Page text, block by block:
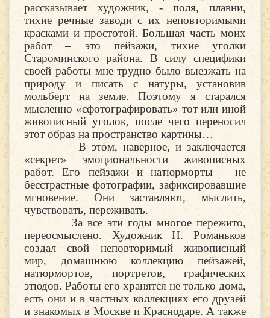
рассказывает художник, - поля, плавни,
тихие речные заводи с их неповторимыми
красками и простотой. Большая часть моих
работ – это пейзажи, тихие уголки
Староминского района. В силу специфики
своей работы мне трудно было выезжать на
природу и писать с натуры, установив
мольберт на земле. Поэтому я старался
мысленно «сфотографировать» тот или иной
живописный уголок, после чего переносил
этот образ на пространство картины…
В этом, наверное, и заключается
«секрет» эмоциональности живописных
работ. Его пейзажи и натюрморты – не
бесстрастные фотографии, зафиксировавшие
мгновение. Они заставляют, мыслить,
чувствовать, переживать.
За все эти годы многое пережито,
переосмыслено. Художник Н. Романьков
создал свой неповторимый живописный
мир, домашнюю коллекцию пейзажей,
натюрмортов, портретов, графических
этюдов. Работы его хранятся не только дома,
есть они и в частных коллекциях его друзей
и знакомых в Москве и Краснодаре. А также